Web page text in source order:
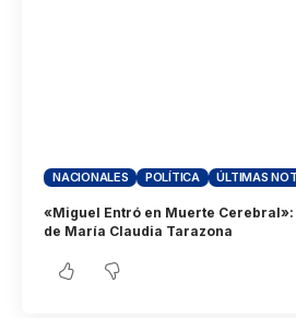
NACIONALES POLÍTICA ÚLTIMAS
«Miguel Entró en Muerte
de María Claudia Tarazona